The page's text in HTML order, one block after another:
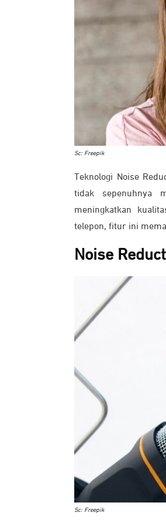
Sc: Freepik
Teknologi Noise
tidak sepenuhnya
meningkatkan
telepon, fitur ini
Noise
Sc: Freepik